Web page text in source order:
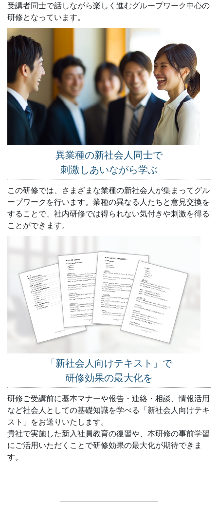
受講者同士で話しながら楽しく進むグループワーク中心の
研修となっています。
異業種の新社会人同士で
刺激しあいながら学ぶ
この研修では、さまざまな業種の新社会人が集まってグル
ープワークを行います。業種の異なる人たちと意見交換を
することで、社内研修では得られない気付きや刺激を得る
ことができます。
「新社会人向けテキスト」で
研修効果の最大化を
研修ご受講前に基本マナーや報告・連絡・相談、情報活用
など社会人としての基礎知識を学べる「新社会人向けテキ
スト」をお送りいたします。
貴社で実施した新入社員教育の復習や、本研修の事前学習
にご活用いただくことで研修効果の最大化が期待できま
す。